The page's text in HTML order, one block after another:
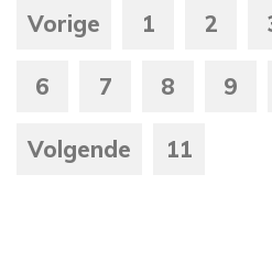
Vorige 1 2
6 7 8 9
Volgende 11